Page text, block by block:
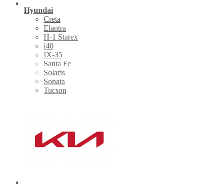
Hyundai
Creta
Elantra
H-1 Starex
i40
IX-35
Santa Fe
Solaris
Sonata
Tucson